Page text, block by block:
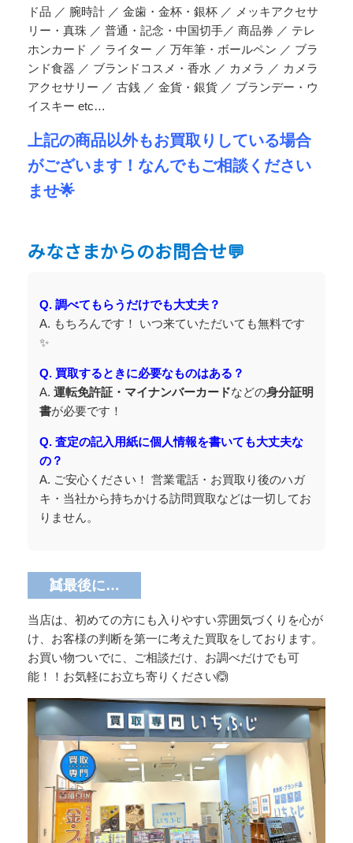
ド品 ／ 腕時計 ／ 金歯・金杯・銀杯 ／ メッキアクセサ
リー・真珠 ／ 普通・記念・中国切手／ 商品券 ／ テレ
ホンカード ／ ライター ／ 万年筆・ボールペン ／ ブラ
ンド食器 ／ ブランドコスメ・香水 ／ カメラ ／ カメラ
アクセサリー ／ 古銭 ／ 金貨・銀貨 ／ ブランデー・ウ
イスキー etc…
上記の商品以外もお買取りしている場合
がございます！なんでもご相談ください
ませ🌟
みなさまからのお問合せ💬
Q. 調べてもらうだけでも大丈夫？
A. もちろんです！ いつ来ていただいても無料です
✨
Q. 買取するときに必要なものはある？
A. 運転免許証・マイナンバーカードなどの身分証明
書が必要です！
Q. 査定の記入用紙に個人情報を書いても大丈夫な
の？
A. ご安心ください！ 営業電話・お買取り後のハガ
キ・当社から持ちかける訪問買取などは一切してお
りません。
👯最後に…
当店は、初めての方にも入りやすい雰囲気づくりを心が
け、お客様の判断を第一に考えた買取をしております。
お買い物ついでに、ご相談だけ、お調べだけでも可
能！！お気軽にお立ち寄りください🙆